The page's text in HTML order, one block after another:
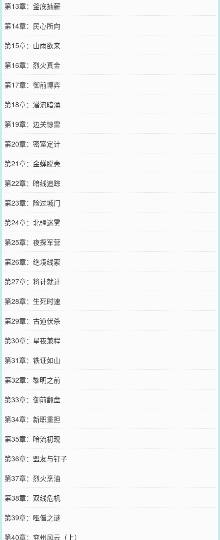
第13章：釜底抽薪
第14章：民心所向
第15章：山雨欲来
第16章：烈火真金
第17章：御前博弈
第18章：潜流暗涌
第19章：边关惊雷
第20章：密室定计
第21章：金蝉脱壳
第22章：暗线追踪
第23章：险过城门
第24章：北疆迷雾
第25章：夜探军营
第26章：绝境线索
第27章：将计就计
第28章：生死时速
第29章：古道伏杀
第30章：星夜兼程
第31章：铁证如山
第32章：黎明之前
第33章：御前翻盘
第34章：新职重担
第35章：暗流初现
第36章：盟友与钉子
第37章：烈火烹油
第38章：双线危机
第39章：哑僧之谜
第40章：兖州风云（上）